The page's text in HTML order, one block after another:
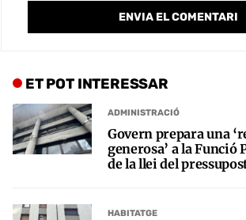
ET POT INTERESSAR
ADMINISTRACIÓ
Govern prepara una
generosa’ a la Funció
de la llei del
HABITATGE